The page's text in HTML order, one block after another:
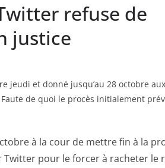
refuse de
justice
jeudi et donné jusqu’au 28 octobre
de quoi le procès initialement
à la cour de mettre fin à la
pour le forcer à racheter le